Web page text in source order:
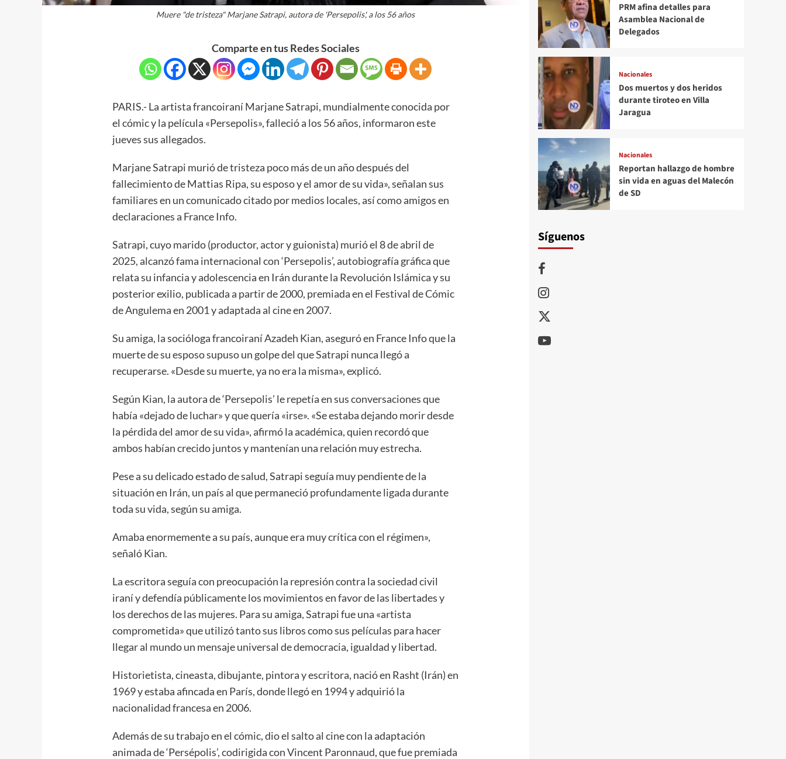
Muere "de tristeza" Marjane Satrapi, autora de 'Persepolis', a los 56 años
Comparte en tus Redes Sociales
PARIS.- La artista francoiraní Marjane Satrapi, mundialmente conocida por
el cómic y la película «Persepolis», falleció a los 56 años, informaron este
jueves sus allegados.
Marjane Satrapi murió de tristeza poco más de un año después del
fallecimiento de Mattias Ripa, su esposo y el amor de su vida», señalan sus
familiares en un comunicado citado por medios locales, así como amigos en
declaraciones a France Info.
Satrapi, cuyo marido (productor, actor y guionista) murió el 8 de abril de
2025, alcanzó fama internacional con ‘Persepolis’, autobiografía gráfica que
relata su infancia y adolescencia en Irán durante la Revolución Islámica y su
posterior exilio, publicada a partir de 2000, premiada en el Festival de Cómic
de Angulema en 2001 y adaptada al cine en 2007.
Su amiga, la socióloga francoiraní Azadeh Kian, aseguró en France Info que la
muerte de su esposo supuso un golpe del que Satrapi nunca llegó a
recuperarse. «Desde su muerte, ya no era la misma», explicó.
Según Kian, la autora de ‘Persepolis’ le repetía en sus conversaciones que
había «dejado de luchar» y que quería «irse». «Se estaba dejando morir desde
la pérdida del amor de su vida», afirmó la académica, quien recordó que
ambos habían crecido juntos y mantenían una relación muy estrecha.
Pese a su delicado estado de salud, Satrapi seguía muy pendiente de la
situación en Irán, un país al que permaneció profundamente ligada durante
toda su vida, según su amiga.
Amaba enormemente a su país, aunque era muy crítica con el régimen»,
señaló Kian.
La escritora seguía con preocupación la represión contra la sociedad civil
iraní y defendía públicamente los movimientos en favor de las libertades y
los derechos de las mujeres. Para su amiga, Satrapi fue una «artista
comprometida» que utilizó tanto sus libros como sus películas para hacer
llegar al mundo un mensaje universal de democracia, igualdad y libertad.
Historietista, cineasta, dibujante, pintora y escritora, nació en Rasht (Irán) en
1969 y estaba afincada en París, donde llegó en 1994 y adquirió la
nacionalidad francesa en 2006.
Además de su trabajo en el cómic, dio el salto al cine con la adaptación
animada de ‘Persépolis’, codirigida con Vincent Paronnaud, que fue premiada
PRM afina detalles para
Asamblea Nacional de
Delegados
Nacionales
Dos muertos y dos heridos
durante tiroteo en Villa
Jaragua
Nacionales
Reportan hallazgo de hombre
sin vida en aguas del Malecón
de SD
Síguenos